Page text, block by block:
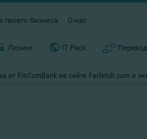
твоего бизнеса О нас
Лизинг IT Pack
от FinComBank на сайте Farfetch.com и